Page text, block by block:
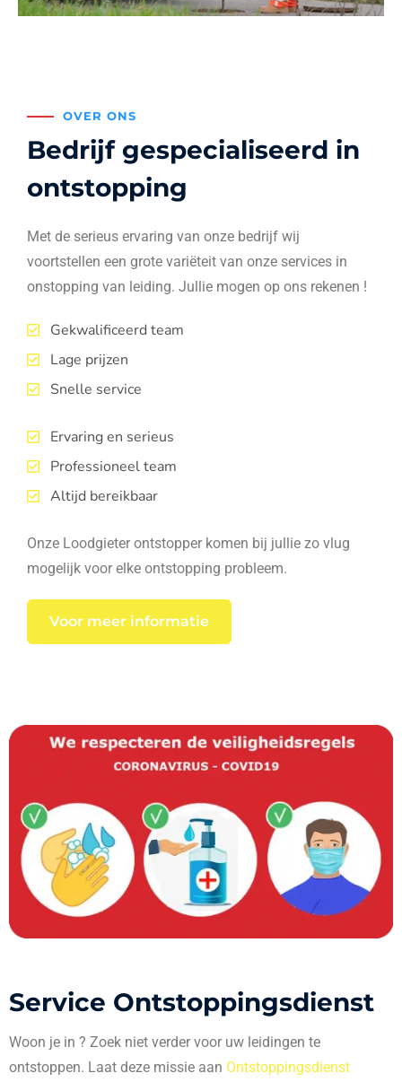
OVER ONS
Bedrijf gespecialiseerd in
ontstopping
Met de serieus ervaring van onze bedrijf wij
voortstellen een grote variëteit van onze services in
onstopping van leiding. Jullie mogen op ons rekenen !
Gekwalificeerd team
Lage prijzen
Snelle service
Ervaring en serieus
Professioneel team
Altijd bereikbaar
Onze Loodgieter ontstopper komen bij jullie zo vlug
mogelijk voor elke ontstopping probleem.
Voor meer informatie
Service Ontstoppingsdienst
Woon je in ? Zoek niet verder voor uw leidingen te
ontstoppen. Laat deze missie aan Ontstoppingsdienst